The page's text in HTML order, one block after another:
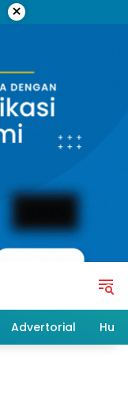
×
Advertorial